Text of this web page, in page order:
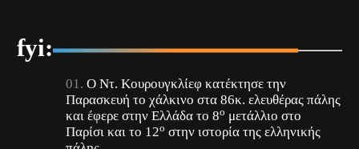
fyi:
Ο Ντ. Κουρουγκλίεφ κατέκτησε την
Παρασκευή το χάλκινο στα 86κ. ελευθέρας πάλης
και έφερε στην Ελλάδα το 8ο μετάλλιο στο
Παρίσι και το 12ο στην ιστορία της ελληνικής